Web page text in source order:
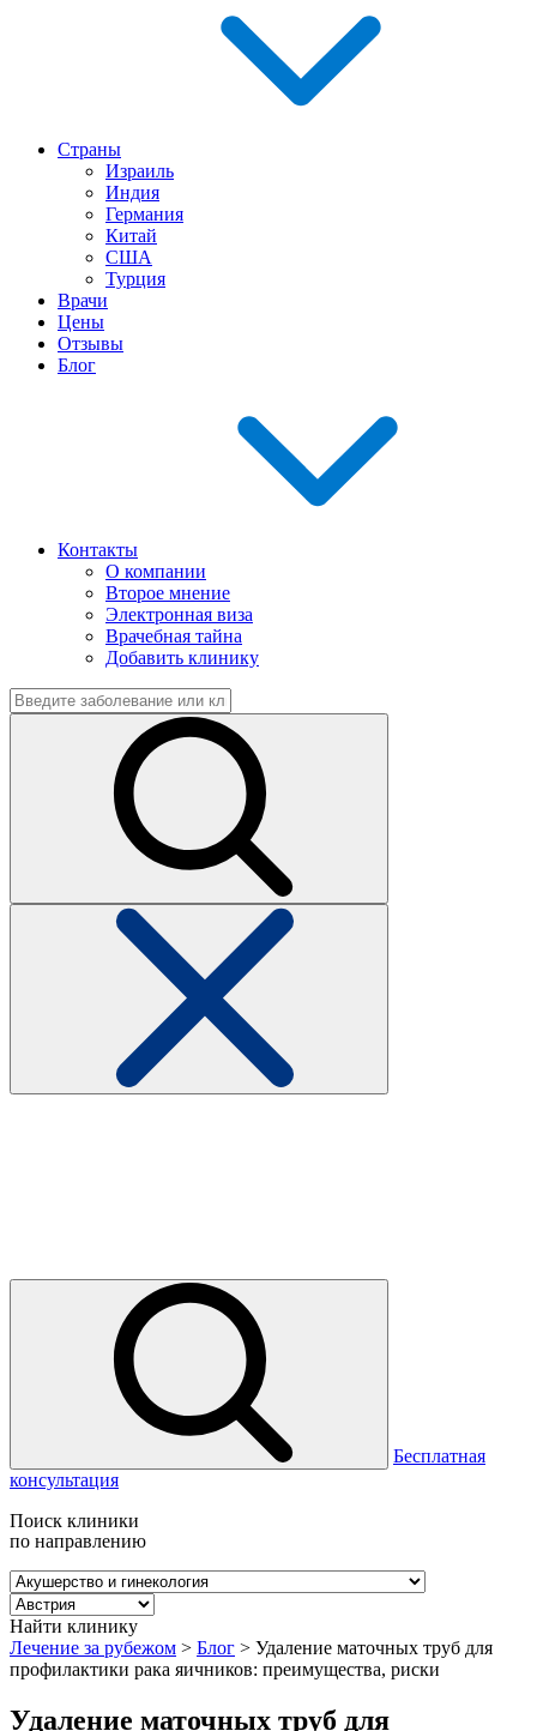
Страны
Израиль
Индия
Германия
Китай
США
Турция
Врачи
Цены
Отзывы
Блог
Контакты
О компании
Второе мнение
Электронная виза
Врачебная тайна
Добавить клинику
Бесплатная
консультация
Поиск клиники
по направлению
Найти клинику
Лечение за рубежом > Блог > Удаление маточных труб для
профилактики рака яичников: преимущества, риски
Удаление маточных труб для